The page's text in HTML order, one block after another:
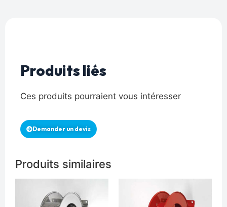
Produits liés
Ces produits pourraient vous intéresser
Demander un devis
Produits similaires